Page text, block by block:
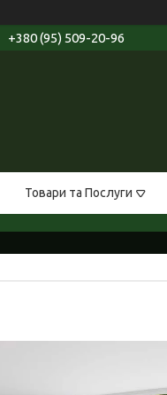
+380 (95) 509-20-96
Товари та Послуги